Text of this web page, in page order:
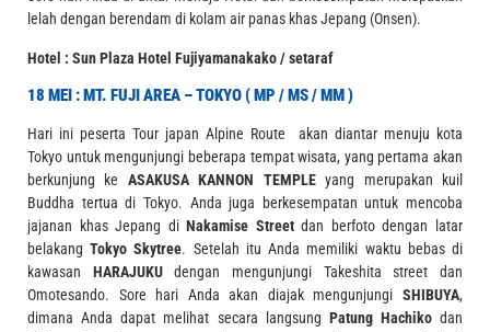
lelah dengan berendam di kolam air panas khas Jepang (Onsen).
Hotel : Sun Plaza Hotel Fujiyamanakako / setaraf
18 MEI : MT. FUJI AREA – TOKYO ( MP / MS / MM )
Hari ini peserta Tour japan Alpine Route akan diantar menuju kota
Tokyo untuk mengunjungi beberapa tempat wisata, yang pertama akan
berkunjung ke ASAKUSA KANNON TEMPLEyang merupakan kuil
Buddha tertua di Tokyo. Anda juga berkesempatan untuk mencoba
jajanan khas Jepang diNakamise Streetdan berfoto dengan latar
belakangTokyo Skytree. Setelah itu Anda memiliki waktu bebas di
kawasan HARAJUKUdengan mengunjungi Takeshita street dan
Omotesando. Sore hari Anda akan diajak mengunjungi SHIBUYA,
dimana Anda dapat melihat secara langsung Patung Hachikodan